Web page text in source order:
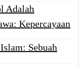
Adalah
Kepercayaan
Sebuah